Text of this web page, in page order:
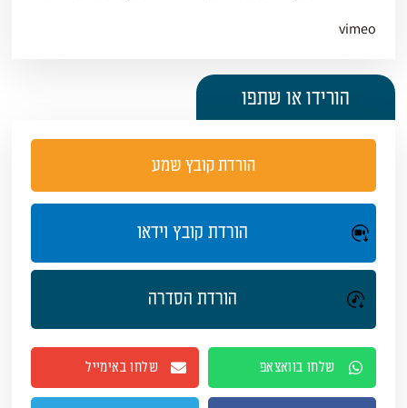
vimeo
הורידו או שתפו
הורדת קובץ שמע
הורדת קובץ וידאו
הורדת הסדרה
שלחו בוואצאפ שלחו באימייל